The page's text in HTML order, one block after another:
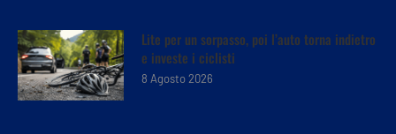
Lite per un sorpasso, poi l’auto torna indietro
e investe i ciclisti
8 Agosto 2026